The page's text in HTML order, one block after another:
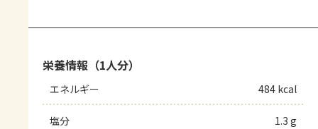
栄養情報（1人分）
エネルギー 484 kcal
塩分 1.3 g